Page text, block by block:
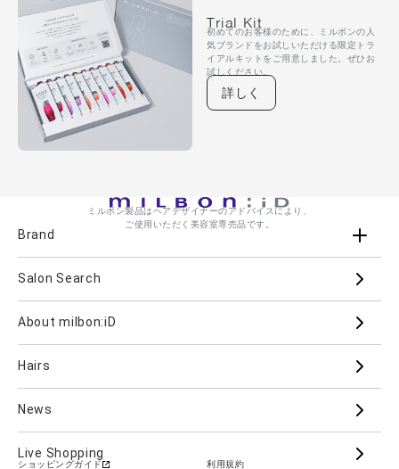
Trial Kit
初めてのお客様のために、ミルボンの人
気ブランドをお試しいただける限定トラ
イアルキットをご用意しました。ぜひお
試しください。
詳しく
ミルボン製品はヘアデザイナーのアドバイスにより、
ご使用いただく美容室専売品です。
Brand
Aujua milbon
PJOLI
Salon Search
About milbon:iD
Hairs
News
Live Shopping
ショッピングガイド 利用規約